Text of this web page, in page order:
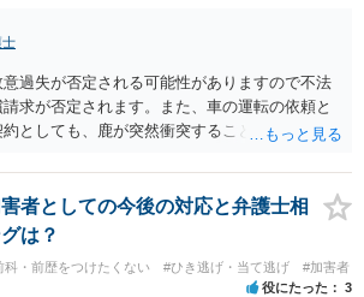
士
意過失が否定される可能性がありますので不法
求が否定されます。また、車の運転の依頼と
としても、鹿が突然衝突することは予見がで
性があります。以上の理由から支払義務は否
です。ご参考にしてください。
者としての今後の対応と弁護士相
は？
科・前歴をつけたくない #ひき逃げ・当て逃げ #加害者
役にたった 3